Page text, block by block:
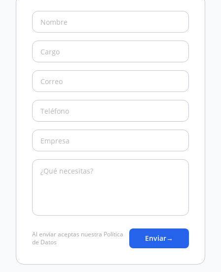
Al enviar aceptas nuestra Política
de Datos
Enviar→